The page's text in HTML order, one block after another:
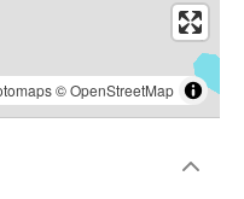
©OpenStreetMap